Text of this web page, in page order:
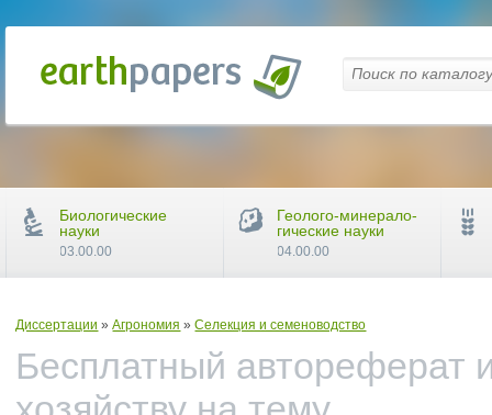
Диссертации »Агрономия »Селекция и семеноводство
Бесплатный автореферат
Биологические
науки
03.00.00
Геолого-минерало-
гические науки
04.00.00